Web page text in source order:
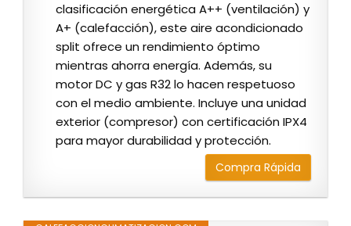
clasificación energética A++ (ventilación) y
A+ (calefacción), este aire acondicionado
split ofrece un rendimiento óptimo
mientras ahorra energía. Además, su
motor DC y gas R32 lo hacen respetuoso
con el medio ambiente. Incluye una unidad
exterior (compresor) con certificación IPX4
para mayor durabilidad y protección.
Compra Rápida